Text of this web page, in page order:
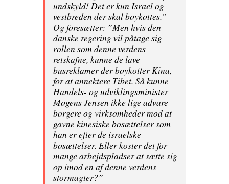
undskyld! Det er kun Israel og
vestbreden der skal boykottes.”
Og foresætter: ”Men hvis den
danske regering vil påtage sig
rollen som denne verdens
retskafne, kunne de lave
busreklamer der boykotter Kina,
for at annektere Tibet. Så kunne
Handels- og udviklingsminister
Mogens Jensen ikke lige advare
borgere og virksomheder mod at
gavne kinesiske bosættelser som
han er efter de israelske
bosættelser. Eller koster det for
mange arbejdspladser at sætte sig
op imod en af denne verdens
stormagter?”